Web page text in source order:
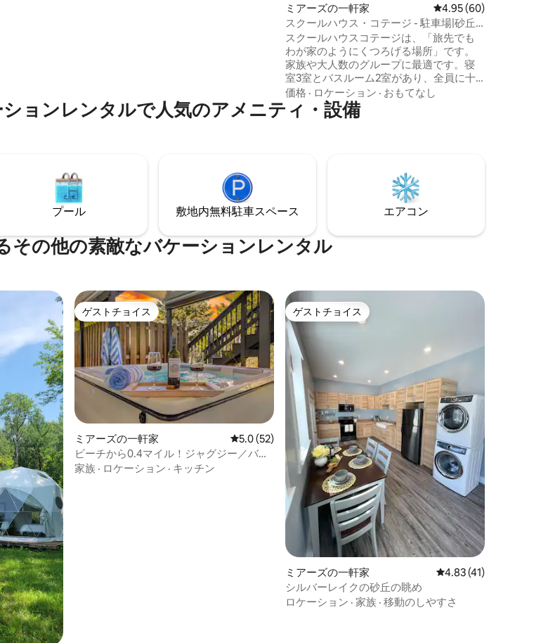
作るためにカップルが設計したもので
す。
ミアーズの一軒家 レビュー60件、5つ星
4.95 (60)
スクールハウス・コテージ - 駐車場|砂丘
の近く
スクールハウスコテージは、「旅先でも
わが家のようにくつろげる場所」です。
家族や大人数のグループに最適です。寝
室3室とバスルーム2室があり、全員に十
分なスペースがあります。トラックやト
レーラー用の駐車場がたくさんあり、キ
ャンピングカー用のフックアップが2つあ
マスケゴンの中心部に位置しています。
ゴルフコース、複数のファームマーケッ
ト、ミシガン湖のビーチ、ワイナリー、
ルイスアドベンチャーファームと動物
けます！
価格 · ロケーション · おもてなし
ョンレンタルで人気のアメニティ・設備
プール 敷地内無料駐⁠車ス⁠ペ⁠ー⁠ス エアコン
その他の素敵なバケーションレンタル
ゲストチョイス
ゲストチョイス
ミアーズの一軒家 レビュー52件、5つ星中5.0つ星の平均評価
5.0 (52)
ビーチから0.4マイル！ジャグジー／バレ
ルサウナ付きの豪華な宿泊先
家族 · ロケーション · キッチン
ゲストチョイス
ゲストチョイス
ミアーズの一軒家 レビュー41件、5つ
4.83 (41)
シルバーレイクの砂丘の眺め
ロケーション · 家族 · 移動のしやすさ